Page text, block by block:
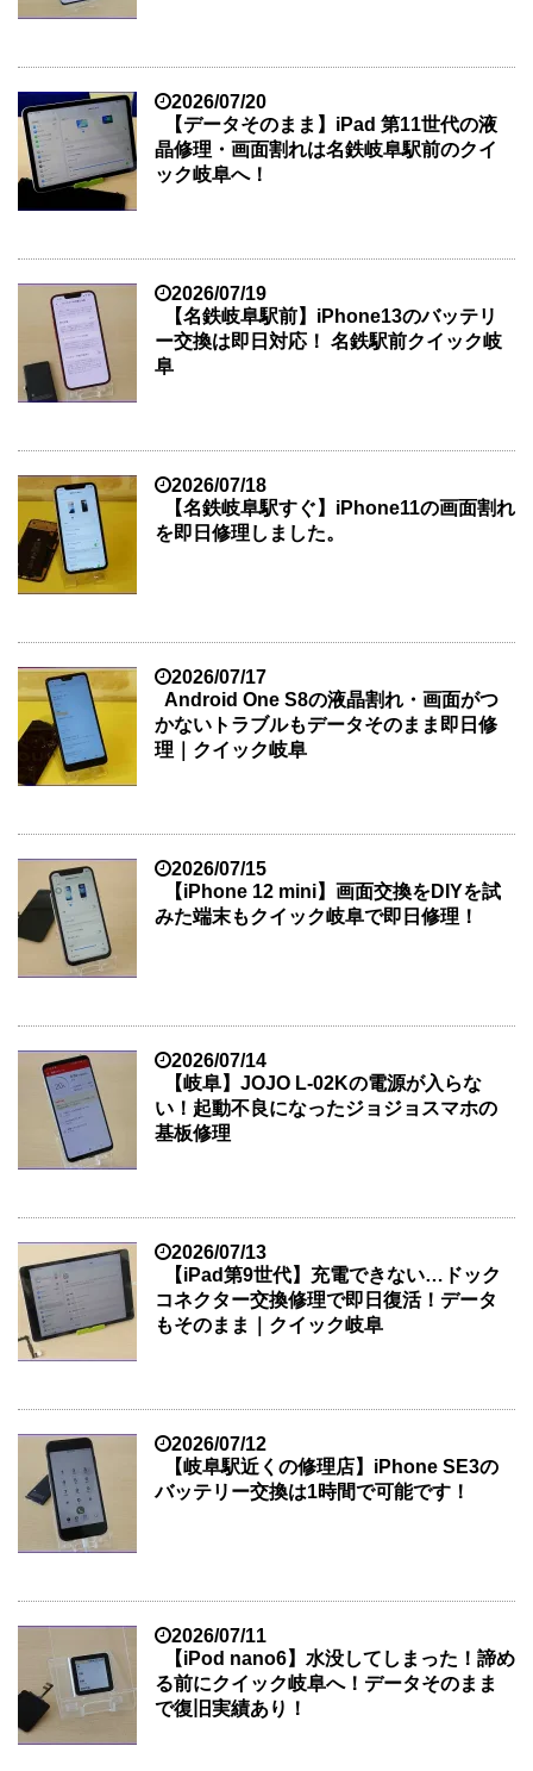
2026/07/20
【データそのまま】iPad 第11世代の液
晶修理・画面割れは名鉄岐阜駅前のクイ
ック岐阜へ！
2026/07/19
【名鉄岐阜駅前】iPhone13のバッテリ
ー交換は即日対応！ 名鉄駅前クイック岐
阜
2026/07/18
【名鉄岐阜駅すぐ】iPhone11の画面割れ
を即日修理しました。
2026/07/17
Android One S8の液晶割れ・画面がつ
かないトラブルもデータそのまま即日修
理｜クイック岐阜
2026/07/15
【iPhone 12 mini】画面交換をDIYを試
みた端末もクイック岐阜で即日修理！
2026/07/14
【岐阜】JOJO L-02Kの電源が入らな
い！起動不良になったジョジョスマホの
基板修理
2026/07/13
【iPad第9世代】充電できない…ドック
コネクター交換修理で即日復活！データ
もそのまま｜クイック岐阜
2026/07/12
【岐阜駅近くの修理店】iPhone SE3の
バッテリー交換は1時間で可能です！
2026/07/11
【iPod nano6】水没してしまった！諦め
る前にクイック岐阜へ！データそのまま
で復旧実績あり！